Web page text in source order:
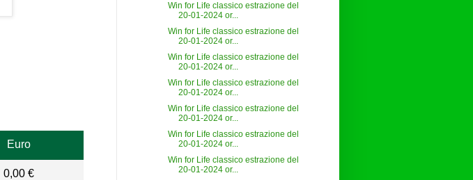
Euro
0,00 €
Win for Life classico estrazione del
20-01-2024 or...
Win for Life classico estrazione del
20-01-2024 or...
Win for Life classico estrazione del
20-01-2024 or...
Win for Life classico estrazione del
20-01-2024 or...
Win for Life classico estrazione del
20-01-2024 or...
Win for Life classico estrazione del
20-01-2024 or...
Win for Life classico estrazione del
20-01-2024 or...